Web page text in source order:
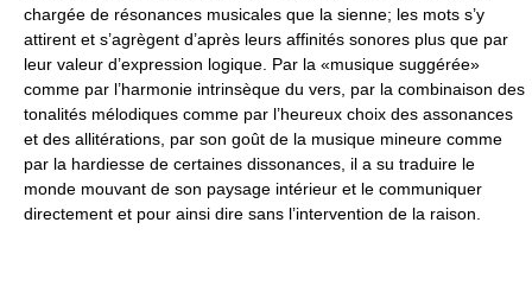
chargée de résonances musicales que la sienne; les mots s’y
attirent et s’agrègent d’après leurs affinités sonores plus que par
leur valeur d’expression logique. Par la «musique suggérée»
comme par l’harmonie intrinsèque du vers, par la combinaison des
tonalités mélodiques comme par l’heureux choix des assonances
et des allitérations, par son goût de la musique mineure comme
par la hardiesse de certaines dissonances, il a su traduire le
monde mouvant de son paysage intérieur et le communiquer
directement et pour ainsi dire sans l’intervention de la raison.